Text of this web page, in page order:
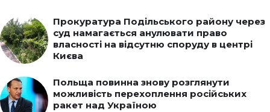
Прокуратура Подільського району через
суд намагається анулювати право
власності на відсутню споруду в центрі
Києва
Польща повинна знову розглянути
можливість перехоплення російських
ракет над Україною